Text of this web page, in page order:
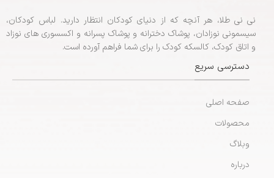
نی نی طلا، هر آنچه که از دنیای کودکان انتظار دارید. لباس کودکان،
سیسمونی نوزادان، پوشاک دخترانه و پوشاک پسرانه و اکسسوری های نوزاد
و اتاق کودک، کالسکه کودک را برای شما فراهم آورده است.
دسترسی سریع
صفحه اصلی
محصولات
وبلاگ
درباره